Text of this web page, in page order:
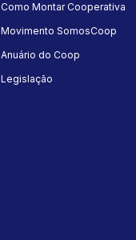
Como Montar Cooperativa
Movimento SomosCoop
Anuário do Coop
Legislação